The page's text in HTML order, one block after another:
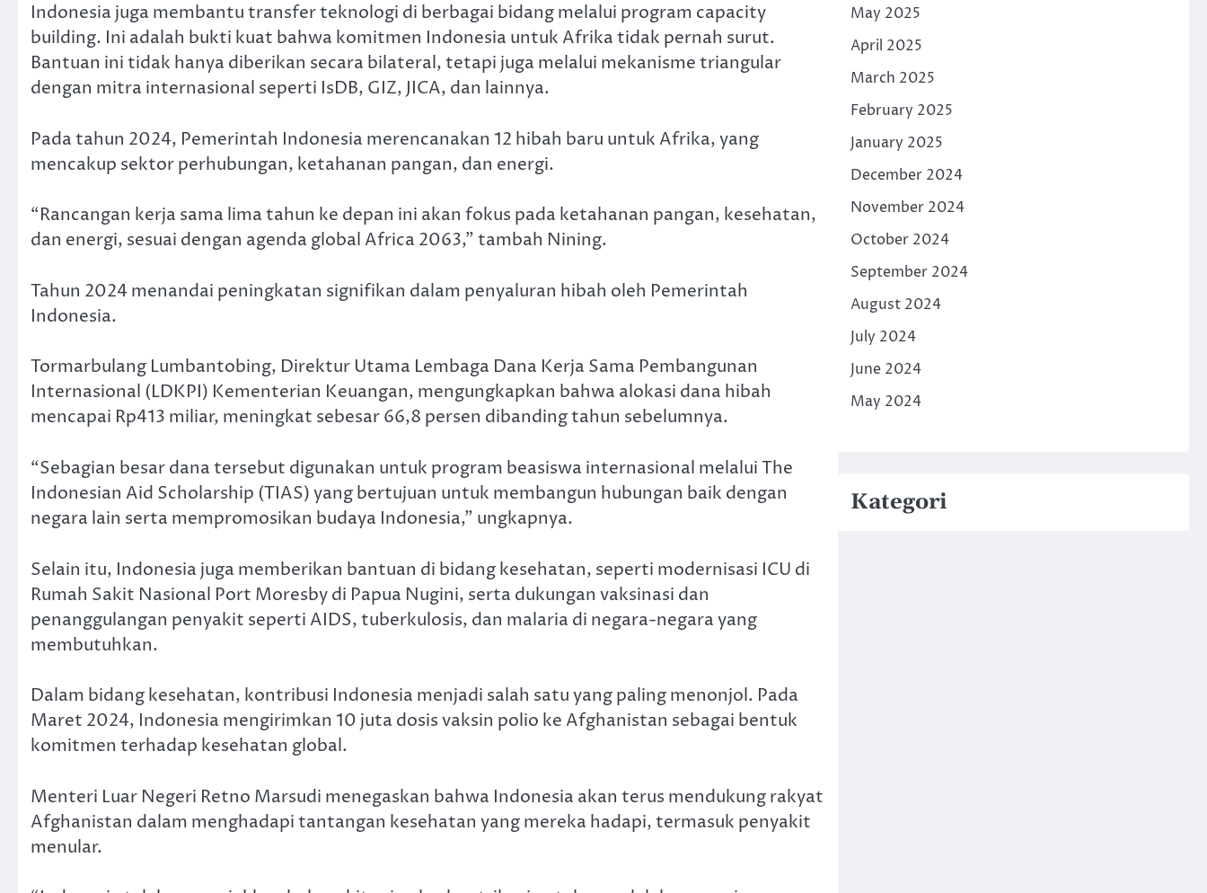
Indonesia juga membantu transfer teknologi di berbagai bidang melalui program capacity
building. Ini adalah bukti kuat bahwa komitmen Indonesia untuk Afrika tidak pernah surut.
Bantuan ini tidak hanya diberikan secara bilateral, tetapi juga melalui mekanisme triangular
dengan mitra internasional seperti IsDB, GIZ, JICA, dan lainnya.
Pada tahun 2024, Pemerintah Indonesia merencanakan 12 hibah baru untuk Afrika, yang
mencakup sektor perhubungan, ketahanan pangan, dan energi.
“Rancangan kerja sama lima tahun ke depan ini akan fokus pada ketahanan pangan, kesehatan,
dan energi, sesuai dengan agenda global Africa 2063,” tambah Nining.
Tahun 2024 menandai peningkatan signifikan dalam penyaluran hibah oleh Pemerintah
Indonesia.
Tormarbulang Lumbantobing, Direktur Utama Lembaga Dana Kerja Sama Pembangunan
Internasional (LDKPI) Kementerian Keuangan, mengungkapkan bahwa alokasi dana hibah
mencapai Rp413 miliar, meningkat sebesar 66,8 persen dibanding tahun sebelumnya.
“Sebagian besar dana tersebut digunakan untuk program beasiswa internasional melalui The
Indonesian Aid Scholarship (TIAS) yang bertujuan untuk membangun hubungan baik dengan
negara lain serta mempromosikan budaya Indonesia,” ungkapnya.
Selain itu, Indonesia juga memberikan bantuan di bidang kesehatan, seperti modernisasi ICU di
Rumah Sakit Nasional Port Moresby di Papua Nugini, serta dukungan vaksinasi dan
penanggulangan penyakit seperti AIDS, tuberkulosis, dan malaria di negara-negara yang
membutuhkan.
Dalam bidang kesehatan, kontribusi Indonesia menjadi salah satu yang paling menonjol. Pada
Maret 2024, Indonesia mengirimkan 10 juta dosis vaksin polio ke Afghanistan sebagai bentuk
komitmen terhadap kesehatan global.
Menteri Luar Negeri Retno Marsudi menegaskan bahwa Indonesia akan terus mendukung rakyat
Afghanistan dalam menghadapi tantangan kesehatan yang mereka hadapi, termasuk penyakit
menular.
May 2025
April 2025
March 2025
February 2025
January 2025
December 2024
November 2024
October 2024
September 2024
August 2024
July 2024
June 2024
May 2024
Kategori